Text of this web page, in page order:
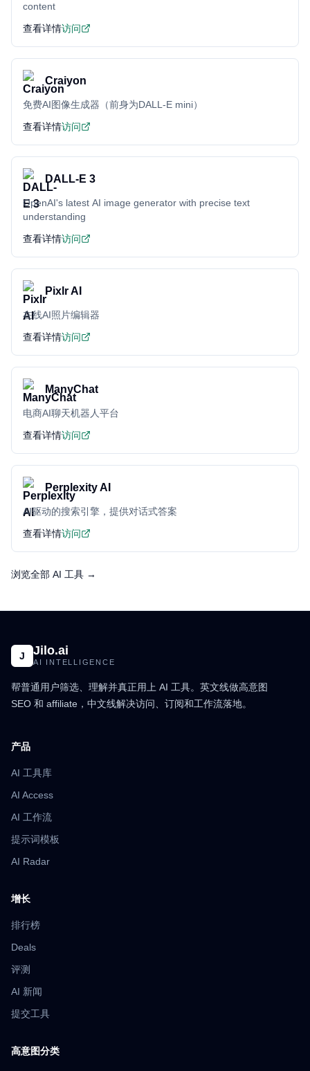
content
查看详情访问
Craiyon
免费AI图像生成器（前身为DALL-E mini）
查看详情访问
DALL-E 3
OpenAI's latest AI image generator with precise text
understanding
查看详情访问
Pixlr AI
在线AI照片编辑器
查看详情访问
ManyChat
电商AI聊天机器人平台
查看详情访问
Perplexity AI
AI驱动的搜索引擎，提供对话式答案
查看详情访问
浏览全部 AI 工具 →
J Jilo.ai
AI INTELLIGENCE
帮普通用户筛选、理解并真正用上 AI 工具。英文线做高意图
SEO 和 affiliate，中文线解决访问、订阅和工作流落地。
产品
AI 工具库
AI Access
AI 工作流
提示词模板
AI Radar
增长
排行榜
Deals
评测
AI 新闻
提交工具
高意图分类